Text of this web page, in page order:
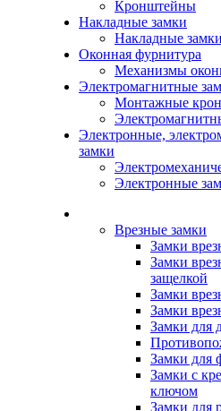
Кронштейны
Накладные замки
Накладные
Оконная фурнитура
Механизмы
Электромагнитные
Монтажные
Электронные,
замки
Электронные
Врезные замки
Замки
Замки
защелкой
Замки
Замки
Замки для
Замки для
Замки с
ключом
Замки для